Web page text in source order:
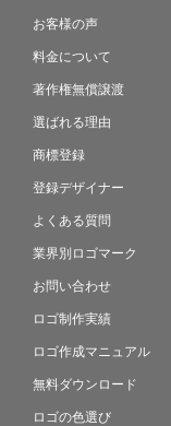
お客様の声
料金について
著作権無償譲渡
選ばれる理由
商標登録
登録デザイナー
よくある質問
業界別ロゴマーク
お問い合わせ
ロゴ制作実績
ロゴ作成マニュアル
無料ダウンロード
ロゴの色選び